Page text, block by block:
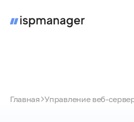
Главная Управление